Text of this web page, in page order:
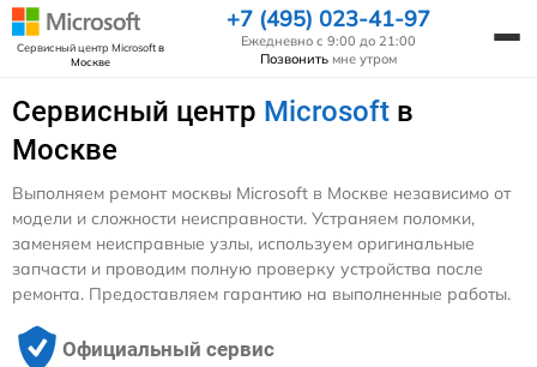
Сервисный центр Microsoftв
Москве
+7 (495) 023-41-97
Ежедневно с 9:00 до 21:00
Позвонить мне утром
Сервисный центр Microsoft в
Москве
Выполняем ремонт москвы Microsoft в Москве независимо от
модели и сложности неисправности. Устраняем поломки,
заменяем неисправные узлы, используем оригинальные
запчасти и проводим полную проверку устройства после
ремонта. Предоставляем гарантию на выполненные работы.
Официальный сервис